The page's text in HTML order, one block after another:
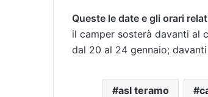
Queste le date e gli orari
il camper sosterà davanti al
dal 20 al 24 gennaio;
asl teramo